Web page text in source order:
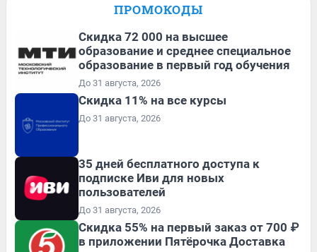
ПРОМОКОДЫ
Скидка 72 000 на высшее
образование и среднее специальное
образование в первый год обучения
До 31 августа, 2026
Скидка 11% на все курсы
До 31 августа, 2026
35 дней бесплатного доступа к
подписке Иви для новых
пользователей
До 31 августа, 2026
Скидка 55% на первый заказ от 700 ₽
в приложении Пятёрочка Доставка